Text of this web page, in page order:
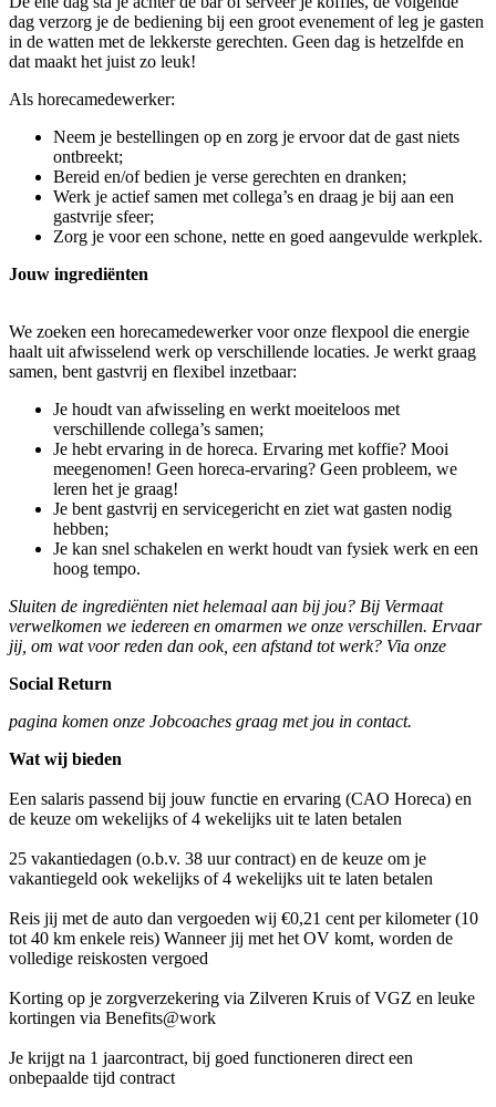
dag verzorg je de bediening bij een groot evenement of leg je gasten
in de watten met de lekkerste gerechten. Geen dag is hetzelfde en
dat maakt het juist zo leuk!
Als horecamedewerker:
Neem je bestellingen op en zorg je ervoor dat de gast niets
ontbreekt;
Bereid en/of bedien je verse gerechten en dranken;
Werk je actief samen met collega’s en draag je bij aan een
gastvrije sfeer;
Zorg je voor een schone, nette en goed aangevulde werkplek.
Jouw ingrediënten
We zoeken een horecamedewerker voor onze flexpool die energie
haalt uit afwisselend werk op verschillende locaties. Je werkt graag
samen, bent gastvrij en flexibel inzetbaar:
Je houdt van afwisseling en werkt moeiteloos met
verschillende collega’s samen;
Je hebt ervaring in de horeca. Ervaring met koffie? Mooi
meegenomen! Geen horeca-ervaring? Geen probleem, we
leren het je graag!
Je bent gastvrij en servicegericht en ziet wat gasten nodig
hebben;
Je kan snel schakelen en werkt houdt van fysiek werk en een
hoog tempo.
Sluiten de ingrediënten niet helemaal aan bij jou? Bij Vermaat
verwelkomen we iedereen en omarmen we onze verschillen. Ervaar
jij, om wat voor reden dan ook, een afstand tot werk? Via onze
Social Return
pagina komen onze Jobcoaches graag met jou in contact.
Wat wij bieden
Een salaris passend bij jouw functie en ervaring (CAO Horeca) en
de keuze om wekelijks of 4 wekelijks uit te laten betalen
25 vakantiedagen (o.b.v. 38 uur contract) en de keuze om je
vakantiegeld ook wekelijks of 4 wekelijks uit te laten betalen
Reis jij met de auto dan vergoeden wij €0,21 cent per kilometer (10
tot 40 km enkele reis) Wanneer jij met het OV komt, worden de
volledige reiskosten vergoed
Korting op je zorgverzekering via Zilveren Kruis of VGZ en leuke
kortingen via Benefits@work
Je krijgt na 1 jaarcontract, bij goed functioneren direct een
onbepaalde tijd contract